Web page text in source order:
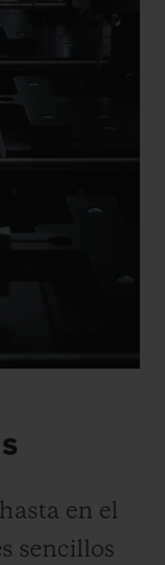
en el
sencillos